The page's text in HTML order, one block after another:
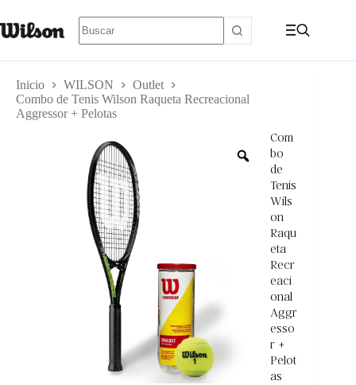
Inicio WILSON
Outlet
Combo de Tenis Wilson Raqueta Recreacional
Aggressor + Pelotas
Com
bo
de
Tenis
Wils
on
Raqu
eta
Recr
eaci
onal
Aggr
esso
r +
Pelot
as